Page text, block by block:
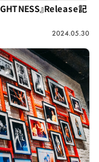
』Release記
2024.05.30